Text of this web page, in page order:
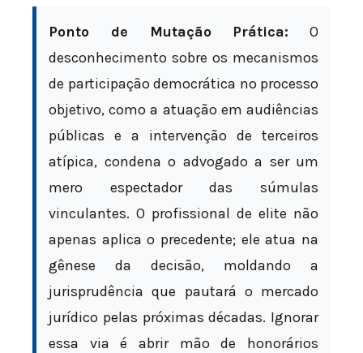
Ponto de Mutação Prática: O
desconhecimento sobre os mecanismos
de participação democrática no processo
objetivo, como a atuação em audiências
públicas e a intervenção de terceiros
atípica, condena o advogado a ser um
mero espectador das súmulas
vinculantes. O profissional de elite não
apenas aplica o precedente; ele atua na
gênese da decisão, moldando a
jurisprudência que pautará o mercado
jurídico pelas próximas décadas. Ignorar
essa via é abrir mão de honorários